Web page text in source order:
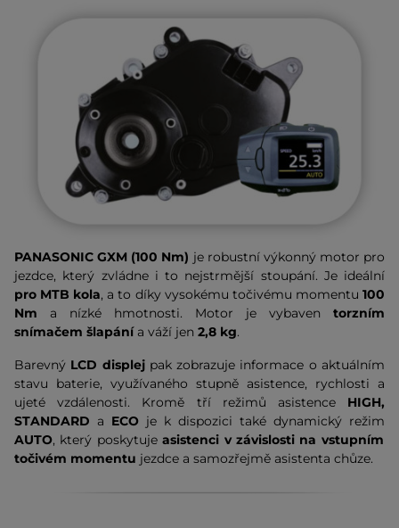
PANASONIC GXM (100 Nm) je robustní výkonný motor pro
jezdce, který zvládne i to nejstrmější stoupání. Je ideální
pro MTB kola, a to díky vysokému točivému momentu100
Nm a nízké hmotnosti. Motor je vybaven torzním
snímačem šlapání a váží jen 2,8 kg.
Barevný LCD displejpak zobrazuje informace o aktuálním
stavu baterie, využívaného stupně asistence, rychlosti a
ujeté vzdálenosti. Kromě tří režimů asistence HIGH,
STANDARD a ECO je k dispozici také dynamický režim
AUTO, který poskytujeasistenci v závislosti na vstupním
točivém momentu jezdce a samozřejmě asistenta chůze.